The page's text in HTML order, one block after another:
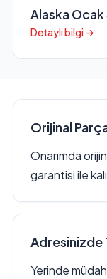
Alaska Ocak
Detaylı bilgi →
Orijinal
Onarımda
garantisi ile
Adresinizde
Yerinde